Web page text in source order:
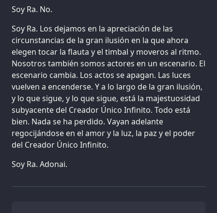
Soy Ra. No.
Soy Ra. Los dejamos en la apreciación de las
circunstancias de la gran ilusión en la que ahora
elegen tocar la flauta y el timbal y moveros al ritmo.
Nosotros también somos actores en un escenario. El
escenario cambia. Los actos se apagan. Las luces
vuelven a encenderse. Y a lo largo de la gran ilusión,
y lo que sigue, y lo que sigue, está la majestuosidad
subyacente del Creador Único Infinito. Todo está
bien. Nada se ha perdido. Vayan adelante
regocijándose en el amor y la luz, la paz y el poder
del Creador Único Infinito.
Soy Ra. Adonai.